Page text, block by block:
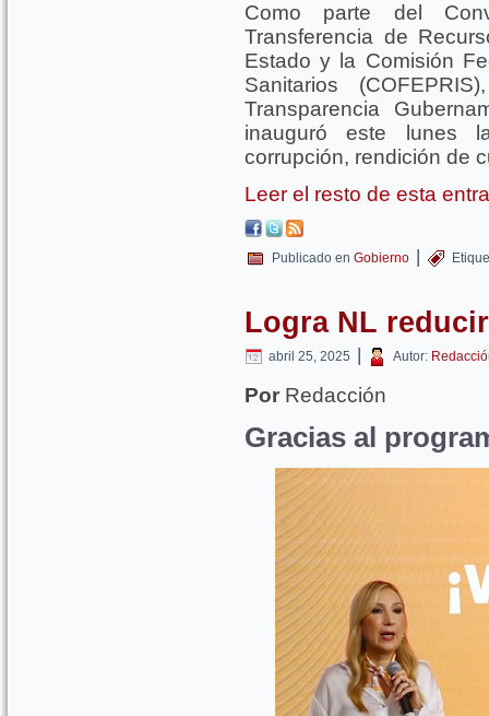
Como parte del
Transferencia de
Estado y la Comisión
Sanitarios
Transparencia
inauguró este lunes
corrupción, rendición de
Leer el resto de esta
Publicado en Gobierno |
Logra NL
abril 25, 2025 | Autor:
Por Redacción
Gracias al